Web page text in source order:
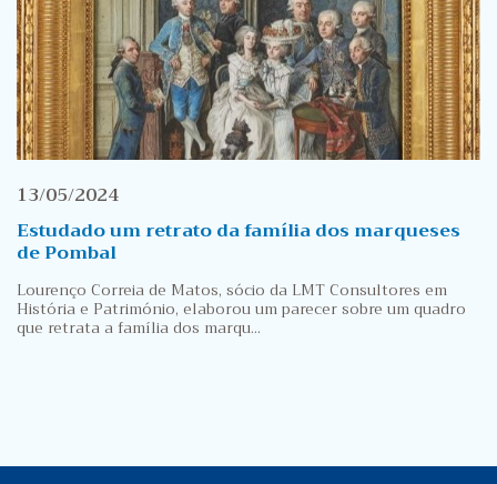
13/05/2024
Estudado um retrato da família dos marqueses
de Pombal
Lourenço Correia de Matos, sócio da LMT Consultores em
História e Património, elaborou um parecer sobre um quadro
que retrata a família dos marqu...